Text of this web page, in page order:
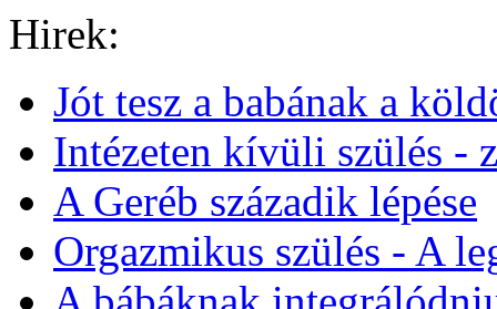
Hirek:
Jót tesz a babának a
Intézeten kívüli szülés -
A Geréb századik lépése
Orgazmikus szülés - A